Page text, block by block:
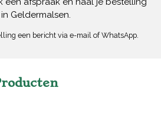
Geldermalsen.
een bericht via e-mail of WhatsApp.